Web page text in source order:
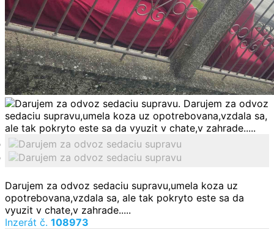
Darujem za odvoz sedaciu supravu,umela koza uz
opotrebovana,vzdala sa, ale tak pokryto este sa da
vyuzit v chate,v zahrade.....
Inzerát č. 108973